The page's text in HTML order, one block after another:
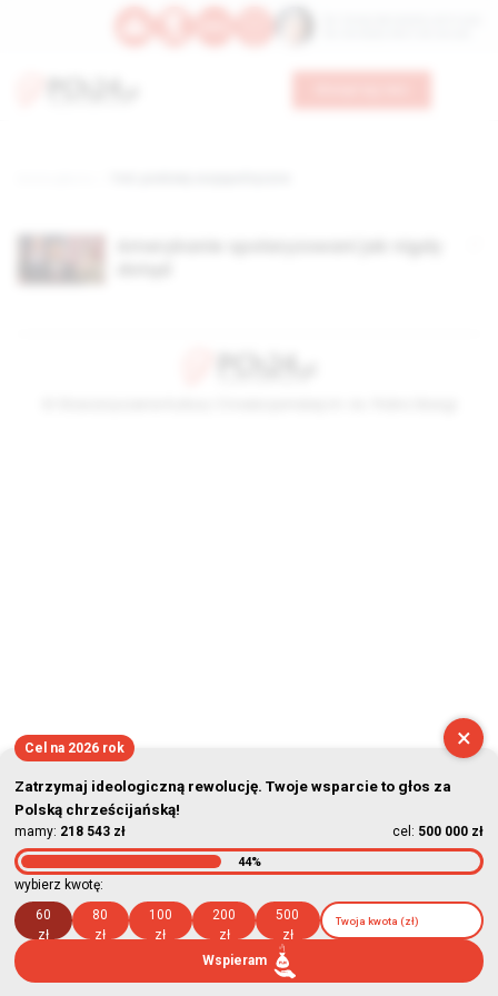
×
Cel na 2026 rok
Zatrzymaj ideologiczną rewolucję. Twoje wsparcie to głos za
Polską chrześcijańską!
mamy: 218 543 zł cel: 500 000 zł
44%
wybierz kwotę:
60
zł
80
zł
100
zł
200
zł
500
zł
Wspieram